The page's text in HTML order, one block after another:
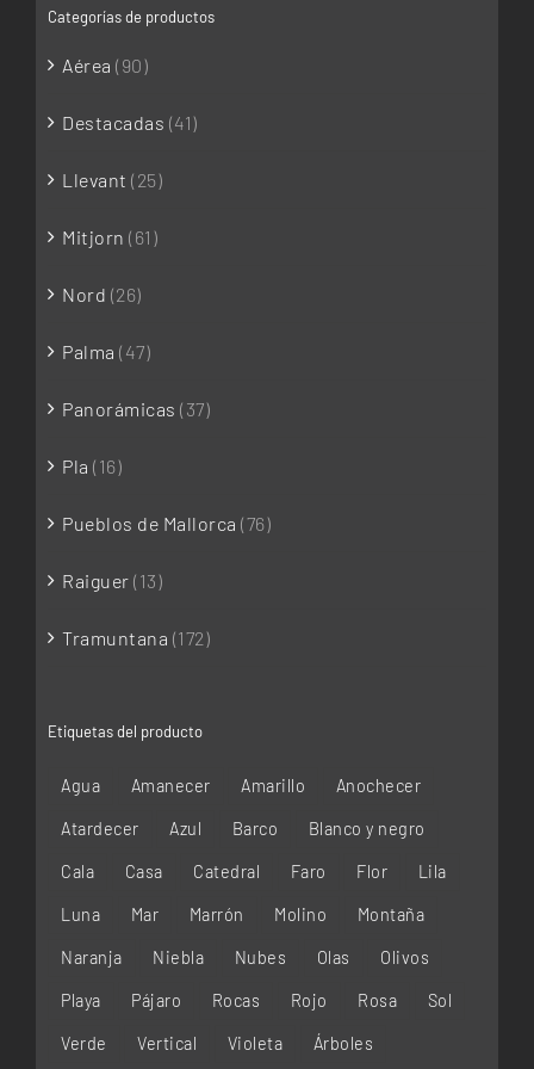
Categorías de productos
Aérea (90)
Destacadas (41)
Llevant (25)
Mitjorn (61)
Nord (26)
Palma (47)
Panorámicas (37)
Pla (16)
Pueblos de Mallorca (76)
Raiguer (13)
Tramuntana (172)
Etiquetas del producto
Agua Amanecer Amarillo Anochecer
Atardecer Azul Barco Blanco y negro
Cala Casa Catedral Faro Flor Lila
Luna Mar Marrón Molino Montaña
Naranja Niebla Nubes Olas Olivos
Playa Pájaro Rocas Rojo Rosa Sol
Verde Vertical Violeta Árboles